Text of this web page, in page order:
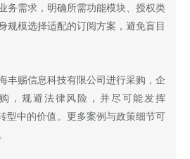
务需求，明确所需功能模块、授权类
规模选择适配的订阅方案，避免盲目
赐信息科技有限公司进行采购，企
，规避法律风险，并尽可能发挥
型中的价值。更多案例与政策细节可